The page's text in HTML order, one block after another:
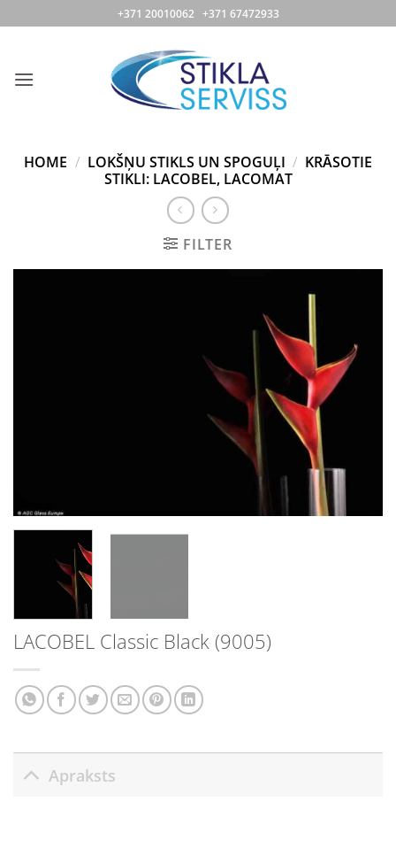
to
+371 20010062 +371 67472933
HOME / LOKŠŅU STIKLS UN SPOGUĻI / KRĀSOTIE
STIKLI: LACOBEL, LACOMAT
FILTER
LACOBEL Classic Black (9005)
Apraksts